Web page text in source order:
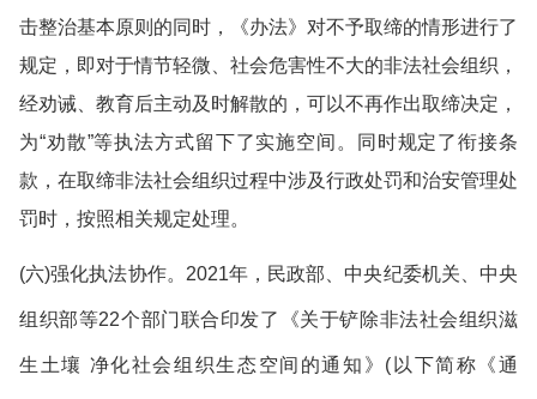
击整治基本原则的同时，《办法》对不予取缔的情形进行了
规定，即对于情节轻微、社会危害性不大的非法社会组织，
经劝诫、教育后主动及时解散的，可以不再作出取缔决定，
为“劝散”等执法方式留下了实施空间。同时规定了衔接条
款，在取缔非法社会组织过程中涉及行政处罚和治安管理处
罚时，按照相关规定处理。
(六)强化执法协作。2021年，民政部、中央纪委机关、中央
组织部等22个部门联合印发了《关于铲除非法社会组织滋
生土壤 净化社会组织生态空间的通知》(以下简称《通